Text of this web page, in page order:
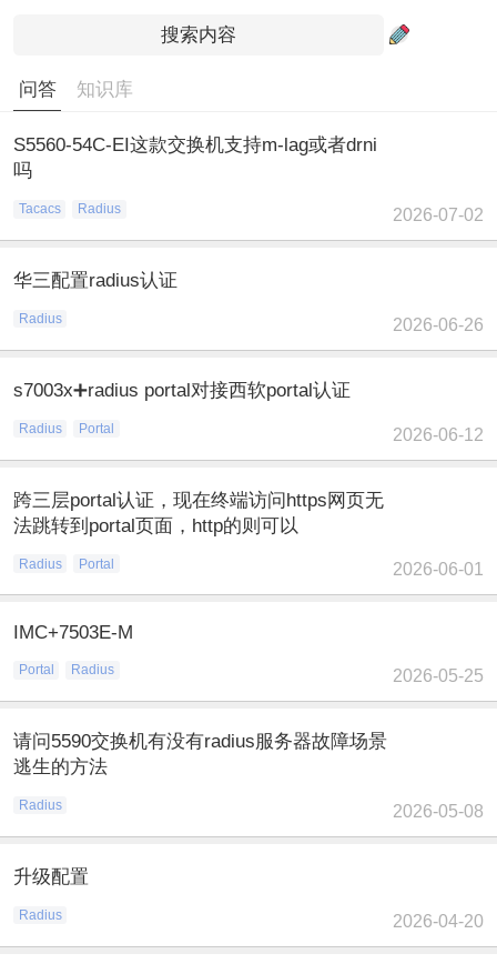
问答 知识库
S5560-54C-EI这款交换机支持m-lag或者drni
吗
Tacacs Radius 2026-07-02
华三配置radius认证
Radius 2026-06-26
s7003x➕radius portal对接西软portal认证
Radius Portal 2026-06-12
跨三层portal认证，现在终端访问https网页无
法跳转到portal页面，http的则可以
Radius Portal 2026-06-01
IMC+7503E-M
Portal Radius 2026-05-25
请问5590交换机有没有radius服务器故障场景
逃生的方法
Radius 2026-05-08
升级配置
Radius 2026-04-20